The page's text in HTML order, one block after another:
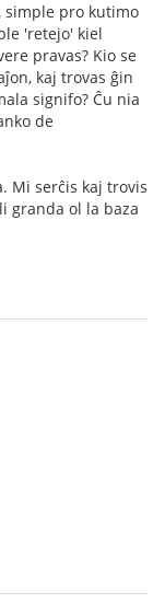
simple pro kutimo
'retejo' kiel
pravas? Kio se
kaj trovas ĝin
signifo? Ĉu nia
de
Mi serĉis kaj trovis
granda ol la baza